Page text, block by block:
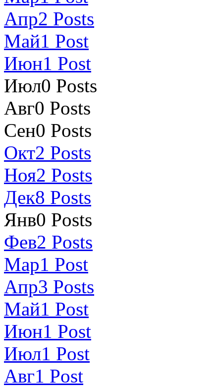
Апр2 Posts
Май1 Post
Июн1 Post
Июл0 Posts
Авг0 Posts
Сен0 Posts
Окт2 Posts
Ноя2 Posts
Дек8 Posts
Янв0 Posts
Фев2 Posts
Мар1 Post
Апр3 Posts
Май1 Post
Июн1 Post
Июл1 Post
Авг1 Post